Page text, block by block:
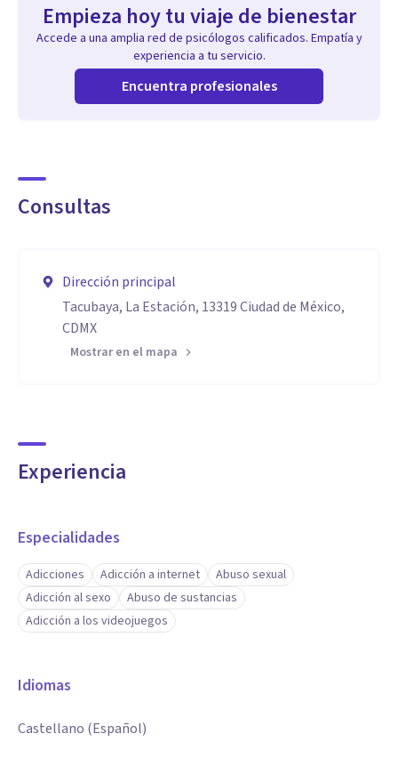
Empieza hoy tu viaje de bienestar
Accede a una amplia red de psicólogos calificados. Empatía y
experiencia a tu servicio.
Encuentra profesionales
Consultas
Dirección principal
Tacubaya, La Estación, 13319 Ciudad de México,
CDMX
Mostrar en el mapa
Experiencia
Especialidades
Adicciones Adicción a internet
Abuso sexual
Adicción al sexo
Abuso de sustancias
Adicción a los videojuegos
Idiomas
Castellano (Español)